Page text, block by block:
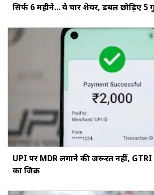
सिर्फ 6 महीने... ये चार शेयर, डबल छोड़‍िए 5
UPI पर MDR लगाने की जरूरत नहीं, GTRI
का जिक्र